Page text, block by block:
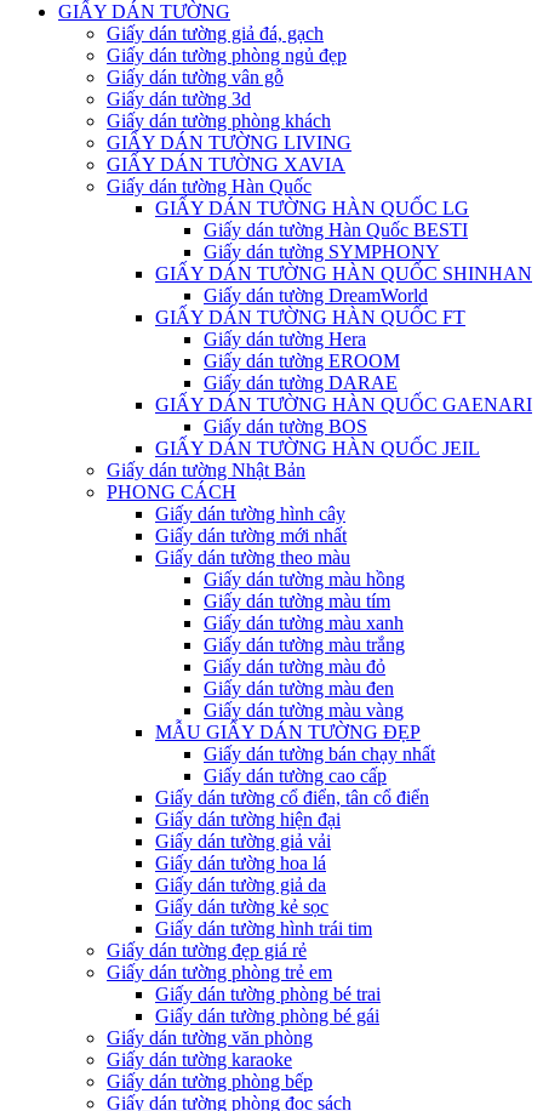
GIẤY DÁN TƯỜNG
Giấy dán tường giả đá, gạch
Giấy dán tường phòng ngủ đẹp
Giấy dán tường vân gỗ
Giấy dán tường 3d
Giấy dán tường phòng khách
GIẤY DÁN TƯỜNG LIVING
GIẤY DÁN TƯỜNG XAVIA
Giấy dán tường Hàn Quốc
GIẤY DÁN TƯỜNG HÀN QUỐC LG
Giấy dán tường Hàn Quốc BESTI
Giấy dán tường SYMPHONY
GIẤY DÁN TƯỜNG HÀN QUỐC SHINHAN
Giấy dán tường DreamWorld
GIẤY DÁN TƯỜNG HÀN QUỐC FT
Giấy dán tường Hera
Giấy dán tường EROOM
Giấy dán tường DARAE
GIẤY DÁN TƯỜNG HÀN QUỐC GAENARI
Giấy dán tường BOS
GIẤY DÁN TƯỜNG HÀN QUỐC JEIL
Giấy dán tường Nhật Bản
PHONG CÁCH
Giấy dán tường hình cây
Giấy dán tường mới nhất
Giấy dán tường theo màu
Giấy dán tường màu hồng
Giấy dán tường màu tím
Giấy dán tường màu xanh
Giấy dán tường màu trắng
Giấy dán tường màu đỏ
Giấy dán tường màu đen
Giấy dán tường màu vàng
MẪU GIẤY DÁN TƯỜNG ĐẸP
Giấy dán tường bán chạy nhất
Giấy dán tường cao cấp
Giấy dán tường cổ điển, tân cổ điển
Giấy dán tường hiện đại
Giấy dán tường giả vải
Giấy dán tường hoa lá
Giấy dán tường giả da
Giấy dán tường kẻ sọc
Giấy dán tường hình trái tim
Giấy dán tường đẹp giá rẻ
Giấy dán tường phòng trẻ em
Giấy dán tường phòng bé trai
Giấy dán tường phòng bé gái
Giấy dán tường văn phòng
Giấy dán tường karaoke
Giấy dán tường phòng bếp
Giấy dán tường phòng đọc sách